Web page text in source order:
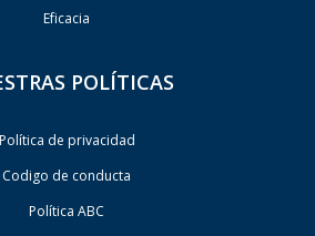
Eficacia
POLÍTICAS
Política de privacidad
Codigo de conducta
Política ABC